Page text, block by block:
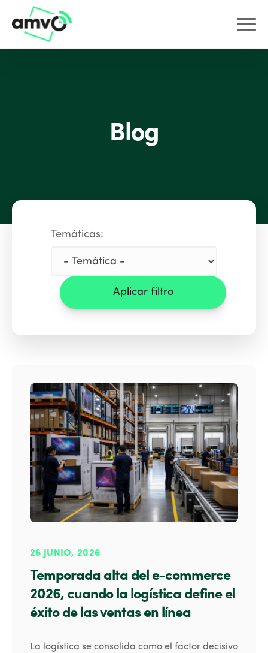
Blog
Temáticas:
Aplicar filtro
26 JUNIO, 2026
Temporada alta del e-commerce
2026, cuando la logística define el
éxito de las ventas en línea
La logística se consolida como el factor decisivo